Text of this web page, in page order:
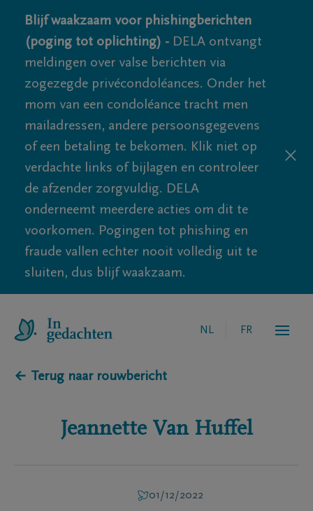
Blijf waakzaam voor phishingberichten
(poging tot oplichting) - DELA ontvangt
meldingen over valse berichten via
zogezegde privécondoléances. Onder het
mom van een condoléance tracht men
mailadressen, andere persoonsgegevens
of een betaling te bekomen. Klik niet op
verdachte links of bijlagen en controleer
de afzender zorgvuldig. DELA
onderneemt meerdere acties om dit te
voorkomen. Pogingen tot phishing en
fraude vallen echter nooit volledig uit te
sluiten, dus blijf waakzaam.
NL FR
← Terug naar rouwbericht
Jeannette Van Huffel
01/12/2022